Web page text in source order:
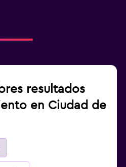
resultados
en Ciudad de